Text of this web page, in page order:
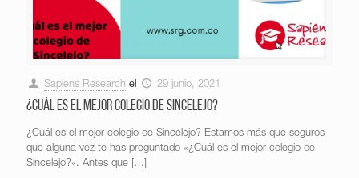
Sapiens Research el 29 junio, 2021
¿Cuál es el mejor colegio de Sincelejo?
¿Cuál es el mejor colegio de Sincelejo? Estamos más que seguros
que alguna vez te has preguntado «¿Cuál es el mejor colegio de
Sincelejo?«. Antes que […]